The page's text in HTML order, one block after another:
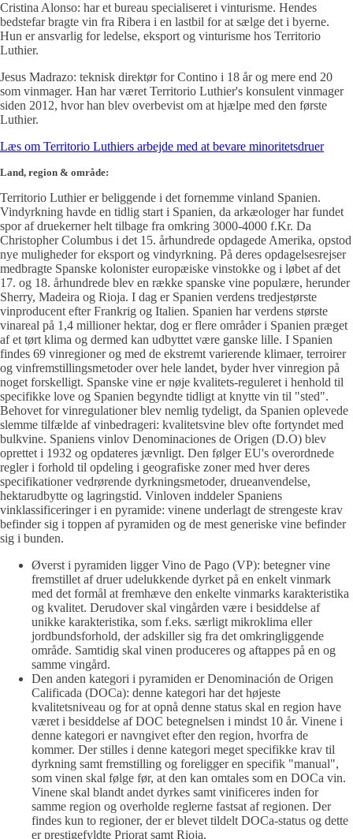
Cristina Alonso: har et bureau specialiseret i vinturisme. Hendes
bedstefar bragte vin fra Ribera i en lastbil for at sælge det i byerne.
Hun er ansvarlig for ledelse, eksport og vinturisme hos Territorio
Luthier.
Jesus Madrazo: teknisk direktør for Contino i 18 år og mere end 20
som vinmager. Han har været Territorio Luthier's konsulent vinmager
siden 2012, hvor han blev overbevist om at hjælpe med den første
Luthier.
Læs om Territorio Luthiers arbejde med at bevare minoritetsdruer
Land, region & område:
Territorio Luthier er beliggende i det fornemme vinland Spanien.
Vindyrkning havde en tidlig start i Spanien, da arkæologer har fundet
spor af druekerner helt tilbage fra omkring 3000-4000 f.Kr. Da
Christopher Columbus i det 15. århundrede opdagede Amerika, opstod
nye muligheder for eksport og vindyrkning. På deres opdagelsesrejser
medbragte Spanske kolonister europæiske vinstokke og i løbet af det
17. og 18. århundrede blev en række spanske vine populære, herunder
Sherry, Madeira og Rioja. I dag er Spanien verdens tredjestørste
vinproducent efter Frankrig og Italien. Spanien har verdens største
vinareal på 1,4 millioner hektar, dog er flere områder i Spanien præget
af et tørt klima og dermed kan udbyttet være ganske lille. I Spanien
findes 69 vinregioner og med de ekstremt varierende klimaer, terroirer
og vinfremstillingsmetoder over hele landet, byder hver vinregion på
noget forskelligt. Spanske vine er nøje kvalitets-reguleret i henhold til
specifikke love og Spanien begyndte tidligt at knytte vin til "sted".
Behovet for vinregulationer blev nemlig tydeligt, da Spanien oplevede
slemme tilfælde af vinbedrageri: kvalitetsvine blev ofte fortyndet med
bulkvine. Spaniens vinlov Denominaciones de Origen (D.O) blev
oprettet i 1932 og opdateres jævnligt. Den følger EU's overordnede
regler i forhold til opdeling i geografiske zoner med hver deres
specifikationer vedrørende dyrkningsmetoder, drueanvendelse,
hektarudbytte og lagringstid. Vinloven inddeler Spaniens
vinklassificeringer i en pyramide: vinene underlagt de strengeste krav
befinder sig i toppen af pyramiden og de mest generiske vine befinder
sig i bunden.
Øverst i pyramiden ligger Vino de Pago (VP): betegner vine
fremstillet af druer udelukkende dyrket på en enkelt vinmark
med det formål at fremhæve den enkelte vinmarks karakteristika
og kvalitet. Derudover skal vingården være i besiddelse af
unikke karakteristika, som f.eks. særligt mikroklima eller
jordbundsforhold, der adskiller sig fra det omkringliggende
område. Samtidig skal vinen produceres og aftappes på en og
samme vingård.
Den anden kategori i pyramiden er Denominación de Origen
Calificada (DOCa): denne kategori har det højeste
kvalitetsniveau og for at opnå denne status skal en region have
været i besiddelse af DOC betegnelsen i mindst 10 år. Vinene i
denne kategori er navngivet efter den region, hvorfra de
kommer. Der stilles i denne kategori meget specifikke krav til
dyrkning samt fremstilling og foreligger en specifik "manual",
som vinen skal følge før, at den kan omtales som en DOCa vin.
Vinene skal blandt andet dyrkes samt vinificeres inden for
samme region og overholde reglerne fastsat af regionen. Der
findes kun to regioner, der er blevet tildelt DOCa-status og dette
er prestigefyldte Priorat samt Rioja.